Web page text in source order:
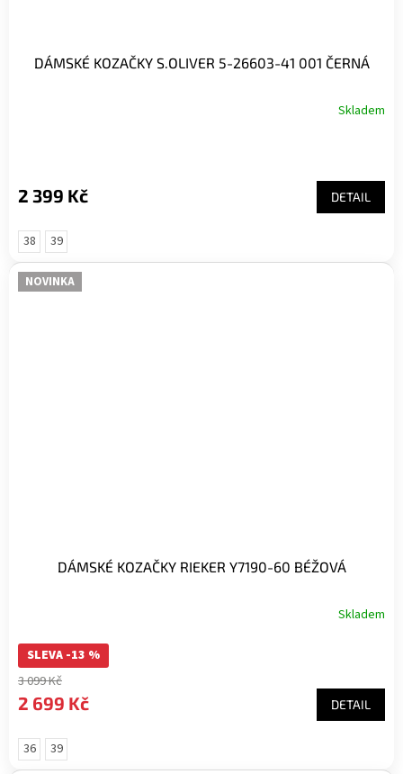
DÁMSKÉ KOZAČKY S.OLIVER 5-26603-41 001 ČERNÁ
Skladem
2 399 Kč DETAIL
38 39
NOVINKA
DÁMSKÉ KOZAČKY RIEKER Y7190-60 BÉŽOVÁ
produktu
je
3,7
z
hvězdiček.
Skladem
SLEVA -13 %
3 099 Kč
2 699 Kč DETAIL
36 39